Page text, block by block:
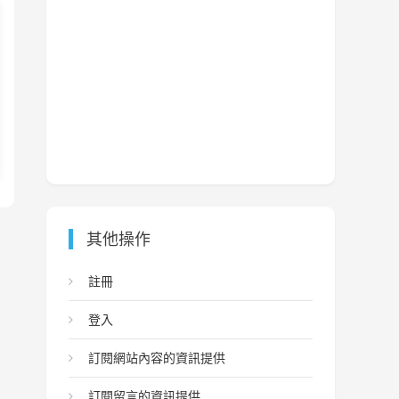
其他操作
註冊
登入
訂閱網站內容的資訊提供